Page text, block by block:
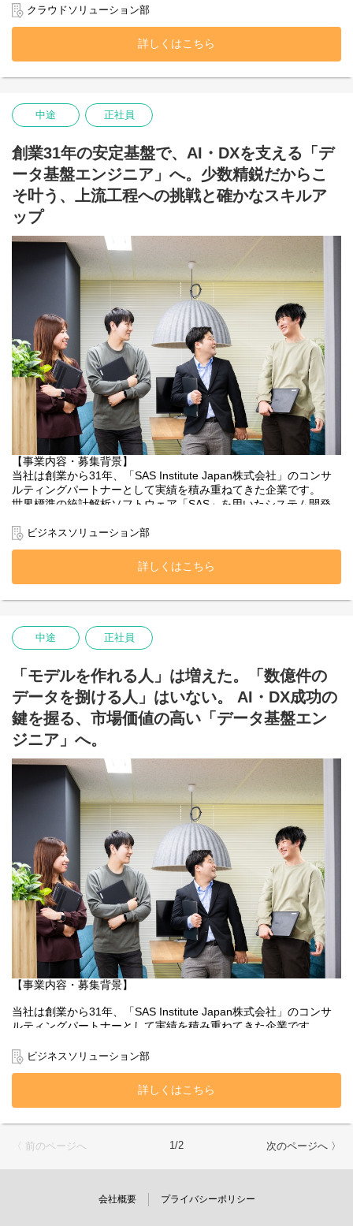
・今の組織では、縦割りや組織ルールの縛りによって、やりたい
・業務経験を生かして、事業の推進、運営に貢献していきたい。
こんな方には是非、貴方のこれまでの知見から積極的にアイデア
これまでの実績により、難易度の高い大規模プロジェクトへの参
画機会が増えているため、体制強化に向けた増員を行います。
立ち上がったばかりの組織で、製品のプロフェッショナルとし
て、事業の成長を共に牽引してくださる初期コアメンバーを募集
いたします。
■ 職種内容：
Oracle Cloud ERP（Financials）の特に会計モジュール
姿」へ再定義し、要件定義からシステム設計、構築、安定稼働ま
でを一気通貫で担当いただきます。
▼具体的には▼
・業務要件定義・Fit&Gap分析：単に要望を聞くのではなく、 顧
客の現行業務を整理し、Oracle Cloud ERPの標準プロセスをベー
・システム設計・設定： GL（総勘定元帳）、AP（債務管理）、
AR（債権管理）のパラメータ設計および環境構築。
・移行・連携設計： 既存システムからのデータ移行、周辺システ
ム（銀行、購買、経費精算等）とのデータ連携設計。
・チェンジマネジメント：新システム導入による「業務変化」を
顧客が受け入れ、使いこなすことができるようにするためのマニ
ュアル作成やユーザー教育、稼働後の定着化支援。
■ このポジションの専門性
プログラムを1から書く仕事ではありません。世界標準のパッケー
ジが持つ膨大な機能の中から、「どの機能をどう組み合わせれ
ば、その企業の経営が進化するか」をパズルのように組み立て
る、極めて上流のエンジニアリングです。
■勤務地：東京都内、都内近郊（埼玉、神奈川等）のプロジェクト
先
クラウドソリューション部
詳しくはこちら
中途 正社員
創業31年の安定基盤で、AI・DXを支える「デ
ータ基盤エンジニア」へ。少数精鋭だからこ
そ叶う、上流工程への挑戦と確かなスキルア
ップ
【事業内容・募集背景】
当社は創業から31年、「SAS Institute Japan株式会社」のコンサ
ルティングパートナーとして実績を積み重ねてきた企業です。
世界標準の統計解析ソフトウェア「SAS」を用いたシステム開発
スソリューションを提供。お客様のビジネスを成功へと導くため
長年培ったSASでのデータ活用・分析のノウハウを武器に、近年
は「Python」や「Azure」「AWS」といったクラウド領域へも事
は、これからの当社を担うエンジニアを増員募集します。安定基
盤の上で、新しい技術に挑戦したい方を歓迎します。
【具体的な業務内容】
入社後は、あなたのスキルレベルに合わせた業務からスタートし
ます。
プロジェクトには自社社員2～5名のチームで配属されます。
「一人で客先に放り出される」ということはございませんのでご
＜具体的な仕事内容＞
先輩のサポートのもと、以下のような業務から徐々にお任せしま
■情報系システムの開発
■データ基盤の整備
■BIシステムの開発
■簡易的なデータ分析・業務支援 など
＜この環境の魅力＞
▼ フルスタックなスキルが身につく
少数精鋭のチーム体制のため、縦割りではなく「要件定義〜設
計〜開発〜テスト〜リリース」までの幅広い経験を積むことが可
能です。エンジニアとしての市場価値を飛躍的に高められる環境
です。
▼ 様々な業界の「心臓部」に触れることができる
クライアントは金融機関・製薬メーカー・通信キャリア・流通チ
ェーンなどの大手企業などが中心です。業界ごとのビジネス構造
【主なプロジェクト実績】
・営業活動の最適化・DX推進（製薬）
➡キャンペーンの効果予測および事後検証を行うためのデータ基盤
計算ロジックを要する指標作成システムを構築。
ビジネスソリューション部
詳しくはこちら
中途 正社員
「モデルを作れる人」は増えた。「数億件の
データを捌ける人」はいない。 AI・DX成功の
鍵を握る、市場価値の高い「データ基盤エン
ジニア」へ。
【事業内容・募集背景】
当社は創業から31年、「SAS Institute Japan株式会社」のコンサ
ルティングパートナーとして実績を積み重ねてきた企業です。
世界標準の統計解析ソフトウェア「SAS」を用いたシステム開発
を強みとし、過去・現在・未来のデータを統合的に捉えたビジネ
の意思決定支援を行っています。
また近年ではSASに加え、PythonやAzure、AWSといったクラウド
す。
拡大を目指すための増員募集となります。
ビジネスソリューション部
詳しくはこちら
〈 前のページへ 1/2 次のページへ 〉
会社概要 プライバシーポリシー